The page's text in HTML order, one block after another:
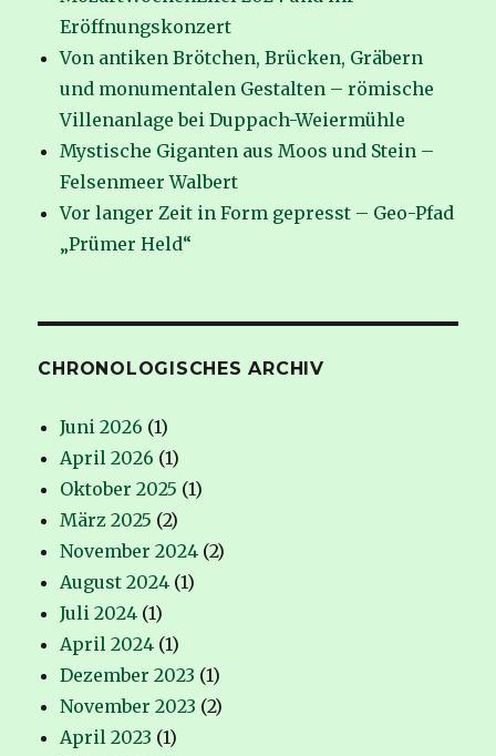
Eröffnungskonzert
Von antiken Brötchen, Brücken, Gräbern
und monumentalen Gestalten – römische
Villenanlage bei Duppach-Weiermühle
Mystische Giganten aus Moos und Stein –
Felsenmeer Walbert
Vor langer Zeit in Form gepresst – Geo-Pfad
„Prümer Held“
CHRONOLOGISCHES ARCHIV
Juni 2026 (1)
April 2026 (1)
Oktober 2025 (1)
März 2025 (2)
November 2024 (2)
August 2024 (1)
Juli 2024 (1)
April 2024 (1)
Dezember 2023 (1)
November 2023 (2)
April 2023 (1)